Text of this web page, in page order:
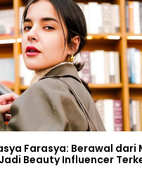
Farasya: Berawal dari
Beauty Influencer